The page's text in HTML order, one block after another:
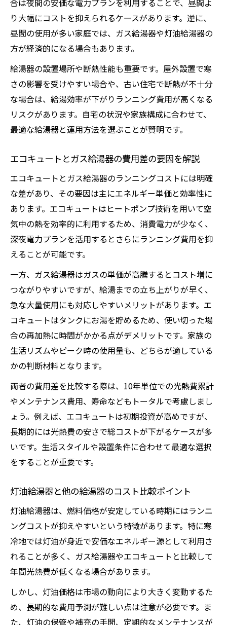
給湯器のランニングコスト計算で未来の家
計を想定
給湯器の費用シミュレーションで家計負担を見
直す
給湯器のランニングコストシミュレーショ
ン活用術
給湯器ごとのコスト計算で家計を最適化す
る方法
エコキュートとガス給湯器の費用想定ポイ
給湯器のランニング費用見直しで得するポ
イント
光熱費を抑える給湯器選びの家計シミュレ
ーション
電気・ガス・灯油で変わる給湯器コストの真実
給湯器のランニングコストはエネルギー種
電気・ガス・灯油給湯器の費用比較の基礎
知識
給湯器コストの違いを計算するためのポイ
ント
エコキュートとガス給湯器のコスト差を徹
底解説
意点
合は夜間の安価な電力プランを利用することで、昼間よ
り大幅にコストを抑えられるケースがあります。逆に、
昼間の使用が多い家庭では、ガス給湯器や灯油給湯器の
方が経済的になる場合もあります。
給湯器の設置場所や断熱性能も重要です。屋外設置で寒
さの影響を受けやすい場合や、古い住宅で断熱が不十分
な場合は、給湯効率が下がりランニング費用が高くなる
リスクがあります。自宅の状況や家族構成に合わせて、
最適な給湯器と運用方法を選ぶことが賢明です。
エコキュートとガス給湯器の費用差の要因を解説
エコキュートとガス給湯器のランニングコストには明確
な差があり、その要因は主にエネルギー単価と効率性に
あります。エコキュートはヒートポンプ技術を用いて空
気中の熱を効率的に利用するため、消費電力が少なく、
深夜電力プランを活用するとさらにランニング費用を抑
えることが可能です。
一方、ガス給湯器はガスの単価が高騰するとコスト増に
つながりやすいですが、給湯までの立ち上がりが早く、
急な大量使用にも対応しやすいメリットがあります。エ
コキュートはタンクにお湯を貯めるため、使い切った場
合の再加熱に時間がかかる点がデメリットです。家族の
生活リズムやピーク時の使用量も、どちらが適している
かの判断材料となります。
両者の費用差を比較する際は、10年単位での光熱費累計
やメンテナンス費用、寿命などもトータルで考慮しまし
ょう。例えば、エコキュートは初期投資が高めですが、
長期的には光熱費の安さで総コストが下がるケースが多
いです。生活スタイルや設置条件に合わせて最適な選択
をすることが重要です。
灯油給湯器と他の給湯器のコスト比較ポイント
灯油給湯器は、燃料価格が安定している時期にはランニ
ングコストが抑えやすいという特徴があります。特に寒
冷地では灯油が身近で安価なエネルギー源として利用さ
れることが多く、ガス給湯器やエコキュートと比較して
年間光熱費が低くなる場合があります。
しかし、灯油価格は市場の動向により大きく変動するた
め、長期的な費用予測が難しい点は注意が必要です。ま
た、灯油の保管や補充の手間、定期的なメンテナンスが